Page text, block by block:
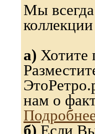
Мы
а) Хотите
нам о
б) Если